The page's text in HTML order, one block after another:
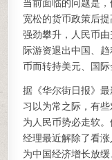
当前面临的问题是
宽松的货币政策后
强劲攀升，人民币
际游资退出中国、
币而转持美元、国际
据《华尔街日报》
习以为常之际，有
为人民币势必走软
经理最近解除了看
为中国经济增长放缓